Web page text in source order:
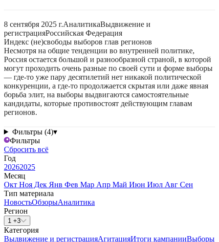
8 сентября 2025 г.АналитикаВыдвижение и
регистрацияРоссийская Федерация
Индекс (не)свободы выборов глав регионов
Несмотря на общие тенденции во внутренней политике,
Россия остается большой и разнообразной страной, в которой
могут проходить очень разные по своей сути и форме выборы
— где-то уже пару десятилетий нет никакой политической
конкуренции, а где-то продолжается скрытая или даже явная
борьба элит, на выборы выдвигаются самостоятельные
кандидаты, которые противостоят действующим главам
регионов.
Фильтры (4)▾
Фильтры
Сбросить всё
Год
20262025
Месяц
Окт Ноя Дек Янв Фев Мар Апр Май Июн Июл Авг Сен
Тип материала
НовостьОбзорыАналитика
Регион
1 +3
Категория
Выдвижение и регистрацияАгитацияИтоги кампанииВыборы